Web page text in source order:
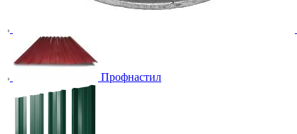
Профнастил